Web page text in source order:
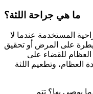
ما هي جراحة اللثة؟
المستخدمة عندما لا
على المرض أو تحقيق
للقضاء على
العظام، وتطعيم اللثة
يوصى بها؟ تتم